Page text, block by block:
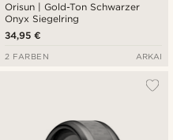
Orisun | Gold-Ton Schwarzer
Onyx Siegelring
34,95 €
2 FARBEN ARKAI